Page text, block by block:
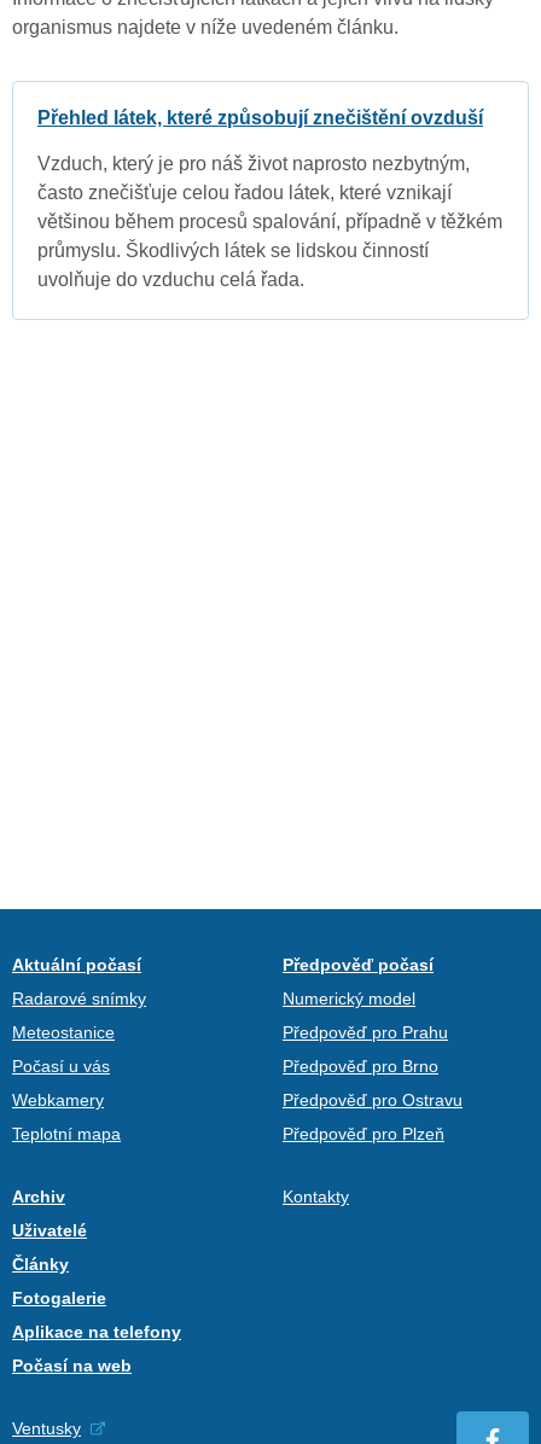
organismus najdete v níže uvedeném článku.
Přehled látek, které způsobují znečištění ovzduší
Vzduch, který je pro náš život naprosto nezbytným,
často znečišťuje celou řadou látek, které vznikají
většinou během procesů spalování, případně v těžkém
průmyslu. Škodlivých látek se lidskou činností
uvolňuje do vzduchu celá řada.
Aktuální počasí
Radarové snímky
Meteostanice
Počasí u vás
Webkamery
Teplotní mapa
Předpověď počasí
Numerický model
Předpověď pro Prahu
Předpověď pro Brno
Předpověď pro Ostravu
Předpověď pro Plzeň
Archiv
Uživatelé
Články
Fotogalerie
Aplikace na telefony
Počasí na web
Kontakty
Ventusky